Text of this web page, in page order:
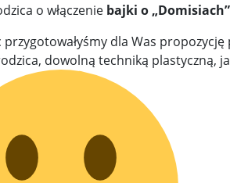
o włączenie bajki o „Domisiach”
przygotowałyśmy dla Was
dowolną techniką plastyczną,